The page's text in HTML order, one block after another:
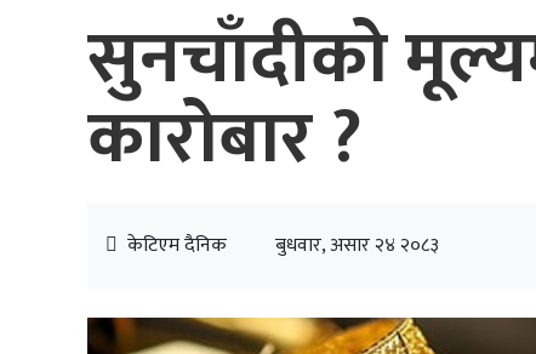
सुनचाँदीको
कारोबार ?
केटिएम दैनिक बुधवार, असार २४ २०८३